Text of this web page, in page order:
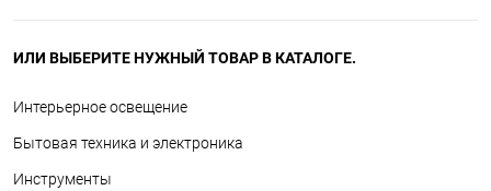
ИЛИ ВЫБЕРИТЕ НУЖНЫЙ ТОВАР В КАТАЛОГЕ.
Интерьерное освещение
Бытовая техника и электроника
Инструменты